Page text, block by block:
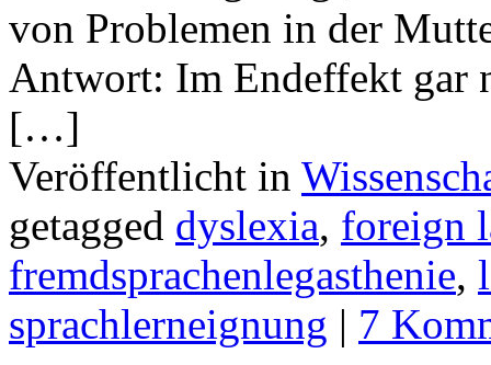
von Problemen in der
Antwort: Im Endeffekt gar
[…]
Veröffentlicht in
getagged dyslexia, foreign
fremdsprachenlegasthenie,
sprachlerneignung | 7